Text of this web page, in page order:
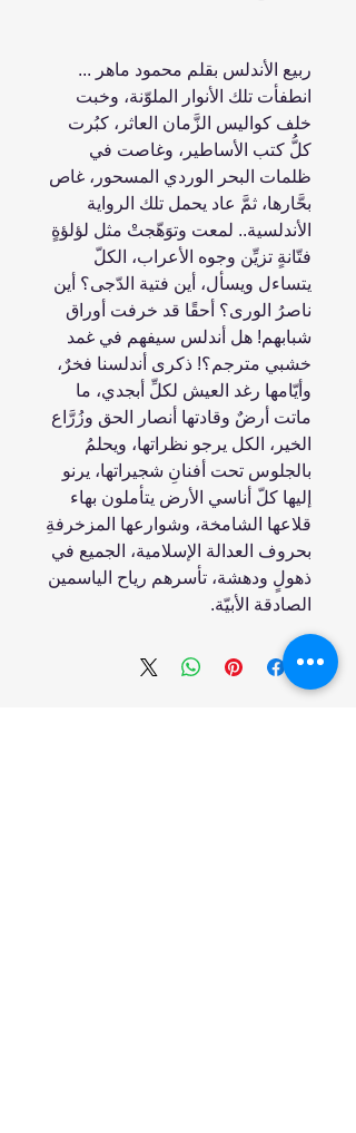
ربيع الأندلس بقلم محمود ماهر ...
انطفأت تلك الأنوار الملوّنة، وخبت
خلف كواليس الزَّمان العاثر، كبُرت
كلُّ كتب الأساطير، وغاصت في
ظلمات البحر الوردي المسحور، غاص
بحَّارها، ثمَّ عاد يحمل تلك الرواية
الأندلسية.. لمعت وتوَهّجتْ مثل لؤلؤةٍ
فتّانةٍ تزيِّن وجوه الأعراب، الكلّ
يتساءل ويسأل، أين فتية الدّجى؟ أين
ناصرُ الورى؟ أحقًا قد خرفت أوراق
شبابهم! هل أندلس سيفهم في غمد
خشبي مترجم؟! ذكرى أندلسنا فخرٌ،
وأيّامها رغد العيش لكلِّ أبجدي، ما
ماتت أرضٌ وقادتها أنصار الحق وزُرَّاع
الخير، الكل يرجو نظراتها، ويحلمُ
بالجلوس تحت أفنانِ شجيراتها، يرنو
إليها كلّ أناسي الأرض يتأملون بهاء
قلاعها الشامخة، وشوارعها المزخرفةِ
بحروف العدالة الإسلامية، الجميع في
ذهولٍ ودهشة، تأسرهم رياح الياسمين
الصادقة الأبيّة.